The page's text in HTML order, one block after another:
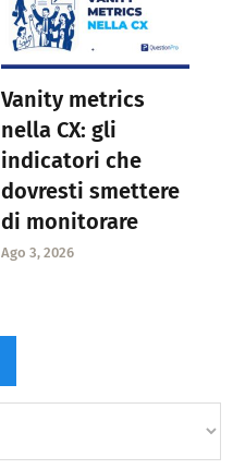
Vanity metrics
nella CX: gli
indicatori che
dovresti smettere
di monitorare
Ago 3, 2026